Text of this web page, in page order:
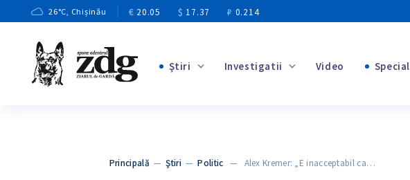
26°C, Chișinău € 20.05 $ 17.37 ₽ 0.214
Ştiri Investigatii Video Special
Principală —Ştiri —Politic — Alex Kremer: „E inacceptabil ca…